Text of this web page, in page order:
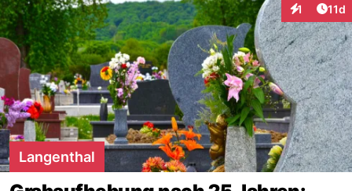
1 11d
Langenthal